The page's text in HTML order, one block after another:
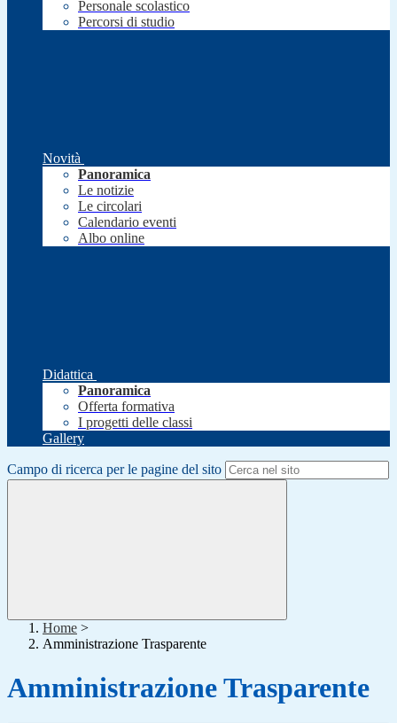
Personale scolastico
Percorsi di studio
Novità
Panoramica
Le notizie
Le circolari
Calendario eventi
Albo online
Didattica
Panoramica
Offerta formativa
I progetti delle classi
Gallery
Campo di ricerca per le pagine del sito
Home >
Amministrazione Trasparente
Amministrazione Trasparente